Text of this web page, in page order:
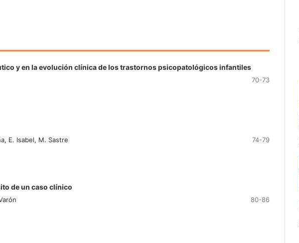
y en la evolución clínica de los trastornos psicopatológicos infantiles
70-73
E. Isabel, M. Sastre 74-79
de un caso clínico
80-86